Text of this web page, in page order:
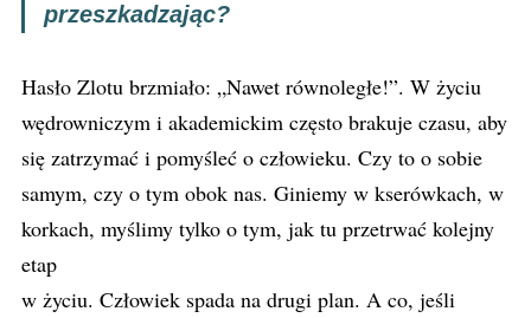
przeszkadzając?
Hasło Zlotu brzmiało: „Nawet równoległe!”. W życiu
wędrowniczym i akademickim często brakuje czasu, aby
się zatrzymać i pomyśleć o człowieku. Czy to o sobie
samym, czy o tym obok nas. Giniemy w kserówkach, w
korkach, myślimy tylko o tym, jak tu przetrwać kolejny
etap
w życiu. Człowiek spada na drugi plan. A co, jeśli